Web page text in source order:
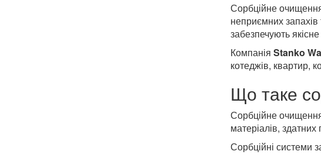
Сорбційне
неприємних запахів
забезпечують
Компанія Stanko
котеджів, квартир,
Що таке
Сорбційне
матеріалів,
Сорбційні системи